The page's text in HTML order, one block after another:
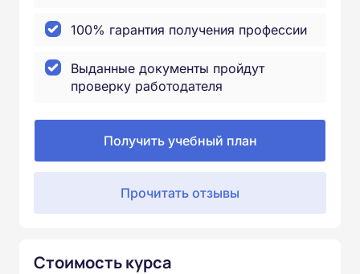
100% гарантия получения профессии
Выданные документы пройдут
проверку работодателя
Получить учебный план
Прочитать отзывы
Стоимость курса